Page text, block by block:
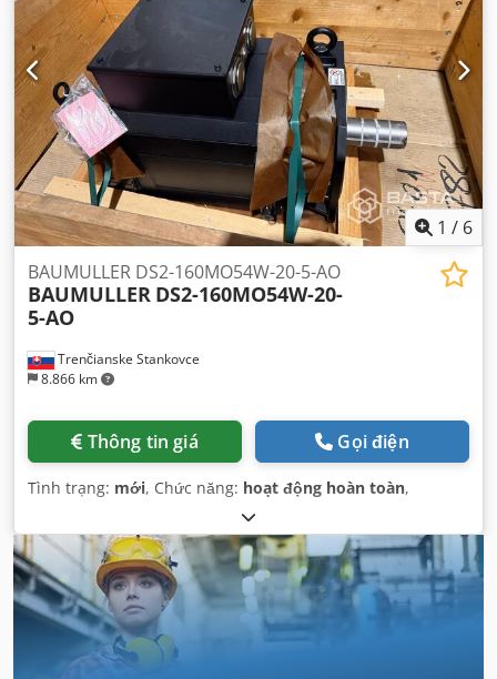
1 / 6
Trenčianske Stankovce
8.866 km
BAUMULLER DS2-160MO54W-20-5-AO
BAUMULLER DS2-160MO54W-20-
5-AO
Thông tin giá Gọi điện
Tình trạng: mới, Chức năng: hoạt động hoàn toàn,